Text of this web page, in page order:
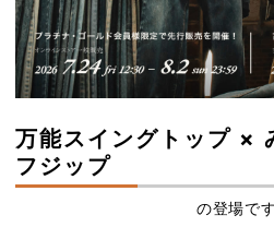
万能スイングトップ ×
フジップ
の登場です